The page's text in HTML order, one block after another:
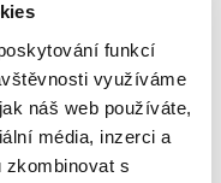
funkcí
využíváme
náš web používáte,
média, inzerci a
zkombinovat s
problematikou
pro tzv.
věnované
placení